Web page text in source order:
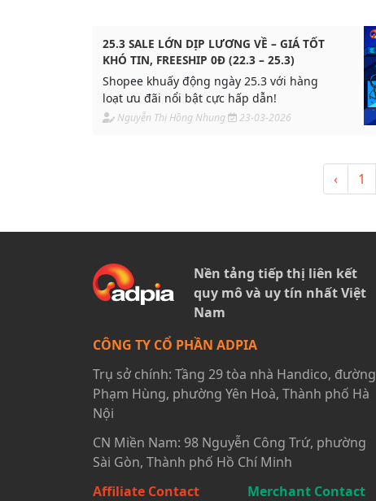
25.3 SALE LỚN DỊP LƯƠNG VỀ – GIÁ TỐT
KHÓ TIN, FREESHIP 0Đ (22.3 – 25.3)
Shopee khuấy động ngày 25.3 với hàng
loạt ưu đãi nổi bật cực hấp dẫn!
Nguyễn Thị Hồng Nhung 23-03-2026
‹ 1
Nền tảng tiếp thị liên kết
quy mô và uy tín nhất Việt
Nam
CÔNG TY CỔ PHẦN ADPIA
Trụ sở chính: Tầng 29 tòa nhà Handico, đường
Phạm Hùng, phường Yên Hoà, Thành phố Hà
Nội
CN Miền Nam: 98 Nguyễn Công Trứ, phường
Sài Gòn, Thành phố Hồ Chí Minh
Affiliate Contact
Merchant Contact